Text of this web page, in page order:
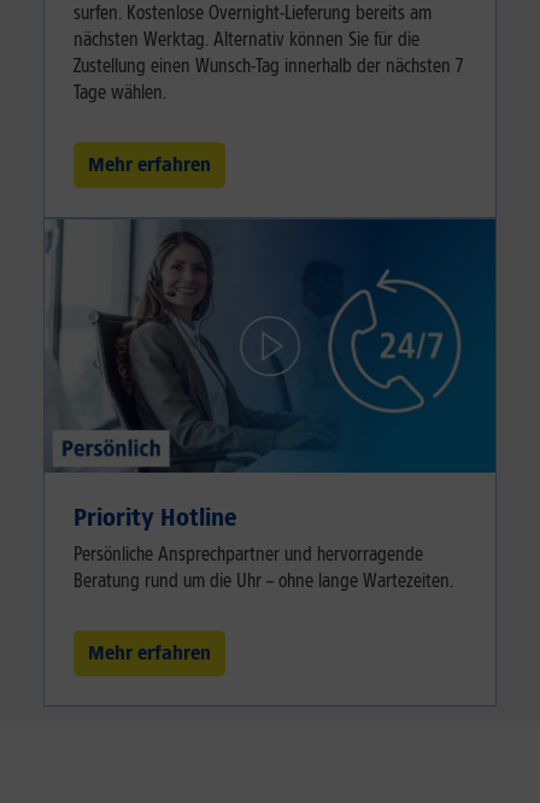
surfen. Kostenlose Overnight-Lieferung bereits am
nächsten Werktag. Alternativ können Sie für die
Zustellung einen Wunsch-Tag innerhalb der nächsten 7
Tage wählen.
Mehr erfahren
Priority Hotline
Persönliche Ansprechpartner und hervorragende
Beratung rund um die Uhr – ohne lange Wartezeiten.
Mehr erfahren